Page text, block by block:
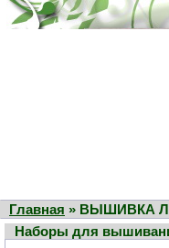
Главная » ВЫШИВКА
Наборы для